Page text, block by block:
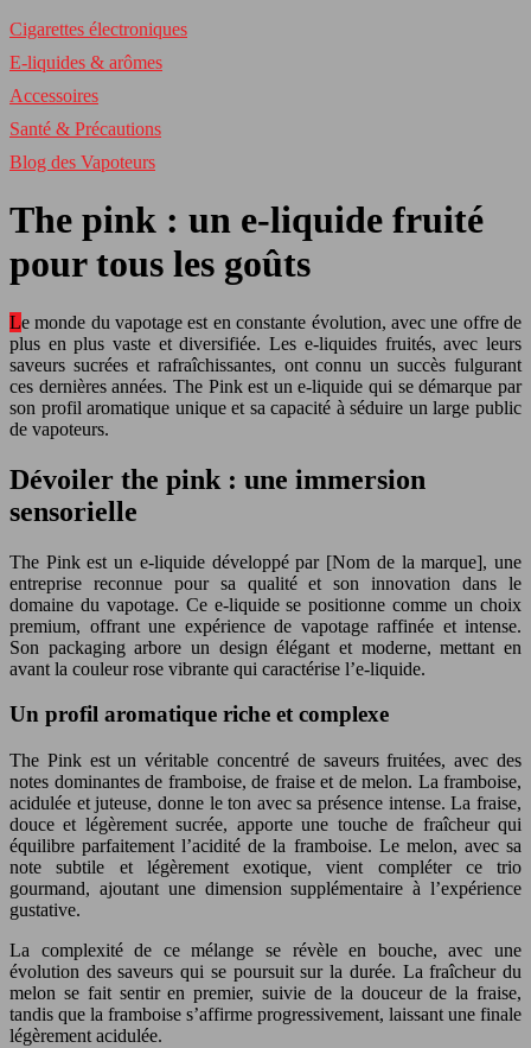
Cigarettes électroniques
E-liquides & arômes
Accessoires
Santé & Précautions
Blog des Vapoteurs
The pink : un e-liquide fruité
pour tous les goûts
Le monde du vapotage est en constante évolution, avec une offre de
plus en plus vaste et diversifiée. Les e-liquides fruités, avec leurs
saveurs sucrées et rafraîchissantes, ont connu un succès fulgurant
ces dernières années. The Pink est un e-liquide qui se démarque par
son profil aromatique unique et sa capacité à séduire un large public
de vapoteurs.
Dévoiler the pink : une immersion
sensorielle
The Pink est un e-liquide développé par [Nom de la marque], une
entreprise reconnue pour sa qualité et son innovation dans le
domaine du vapotage. Ce e-liquide se positionne comme un choix
premium, offrant une expérience de vapotage raffinée et intense.
Son packaging arbore un design élégant et moderne, mettant en
avant la couleur rose vibrante qui caractérise l’e-liquide.
Un profil aromatique riche et complexe
The Pink est un véritable concentré de saveurs fruitées, avec des
notes dominantes de framboise, de fraise et de melon. La framboise,
acidulée et juteuse, donne le ton avec sa présence intense. La fraise,
douce et légèrement sucrée, apporte une touche de fraîcheur qui
équilibre parfaitement l’acidité de la framboise. Le melon, avec sa
note subtile et légèrement exotique, vient compléter ce trio
gourmand, ajoutant une dimension supplémentaire à l’expérience
gustative.
La complexité de ce mélange se révèle en bouche, avec une
évolution des saveurs qui se poursuit sur la durée. La fraîcheur du
melon se fait sentir en premier, suivie de la douceur de la fraise,
tandis que la framboise s’affirme progressivement, laissant une finale
légèrement acidulée.